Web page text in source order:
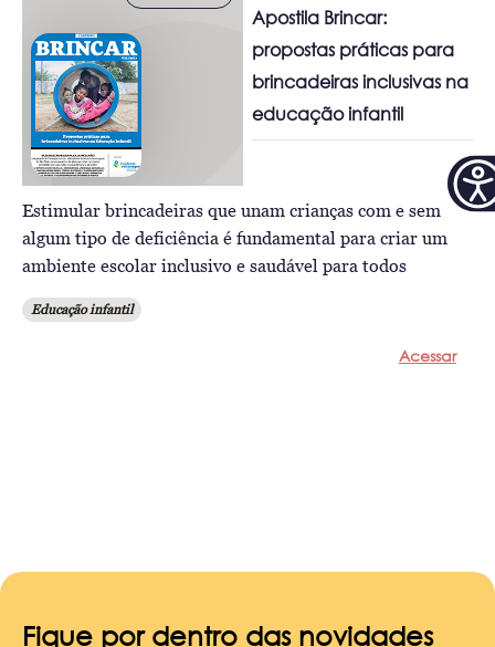
Apostila Brincar:
propostas práticas para
brincadeiras inclusivas na
educação infantil
Estimular brincadeiras que unam crianças com e sem
algum tipo de deficiência é fundamental para criar um
ambiente escolar inclusivo e saudável para todos
Educação infantil
Acessar
Fique por dentro das novidades